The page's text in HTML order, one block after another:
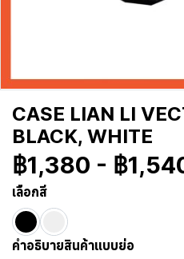
CASE LIAN LI
BLACK, WHITE
฿1,380 - ฿
เลือกสี
คำอธิบายสินค้าแบบย่อ